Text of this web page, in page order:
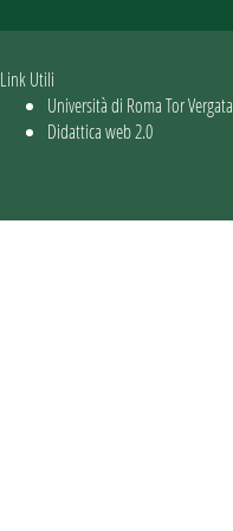
Link Utili
Università di Roma Tor Vergata
Didattica web 2.0